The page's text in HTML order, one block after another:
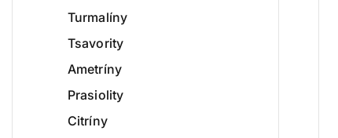
Turmalíny
Tsavority
Ametríny
Prasiolity
Citríny